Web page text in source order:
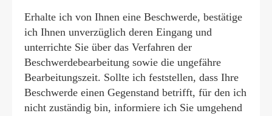
Erhalte ich von Ihnen eine Beschwerde, bestätige
ich Ihnen unverzüglich deren Eingang und
unterrichte Sie über das Verfahren der
Beschwerdebearbeitung sowie die ungefähre
Bearbeitungszeit. Sollte ich feststellen, dass Ihre
Beschwerde einen Gegenstand betrifft, für den ich
nicht zuständig bin, informiere ich Sie umgehend